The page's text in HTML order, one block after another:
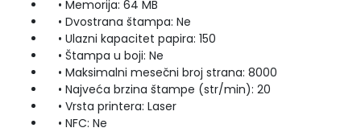
• Memorija: 64 MB
• Dvostrana štampa: Ne
• Ulazni kapacitet papira: 150
• Štampa u boji: Ne
• Maksimalni mesečni broj strana: 8000
• Najveća brzina štampe (str/min): 20
• Vrsta printera: Laser
• NFC: Ne